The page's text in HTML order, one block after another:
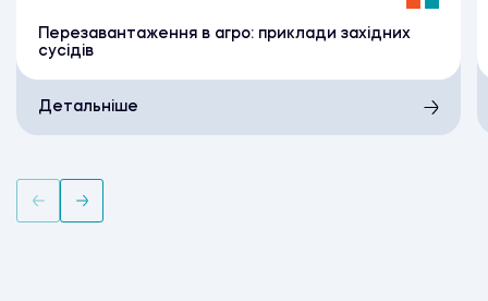
Перезавантаження в агро: приклади західних
сусідів
Детальніше